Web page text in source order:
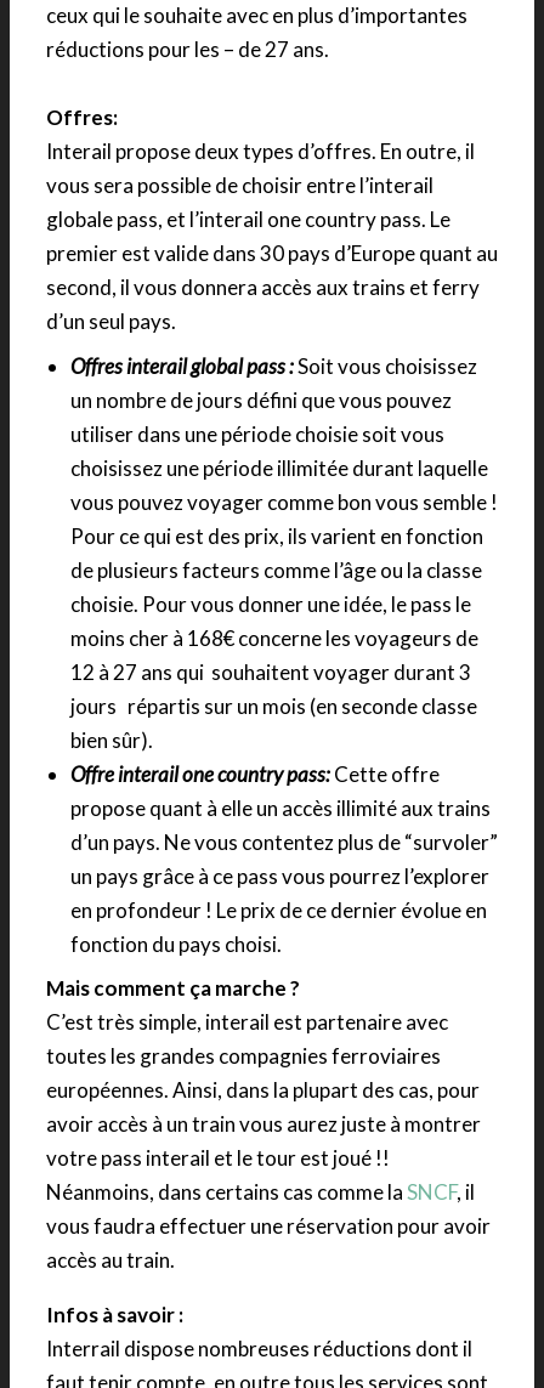
ceux qui le souhaite avec en plus d’importantes
réductions pour les – de 27 ans.
Offres:
Interail propose deux types d’offres. En outre, il
vous sera possible de choisir entre l’interail
globale pass, et l’interail one country pass. Le
premier est valide dans 30 pays d’Europe quant au
second, il vous donnera accès aux trains et ferry
d’un seul pays.
Offres interail global pass :Soit vous choisissez
un nombre de jours défini que vous pouvez
utiliser dans une période choisie soit vous
choisissez une période illimitée durant laquelle
vous pouvez voyager comme bon vous semble !
Pour ce qui est des prix, ils varient en fonction
de plusieurs facteurs comme l’âge ou la classe
choisie. Pour vous donner une idée, le pass le
moins cher à 168€ concerne les voyageurs de
12 à 27 ans qui souhaitent voyager durant 3
jours répartis sur un mois (en seconde classe
bien sûr).
Offre interail one country pass:Cette offre
propose quant à elle un accès illimité aux trains
d’un pays. Ne vous contentez plus de “survoler”
un pays grâce à ce pass vous pourrez l’explorer
en profondeur ! Le prix de ce dernier évolue en
fonction du pays choisi.
Mais comment ça marche ?
C’est très simple, interail est partenaire avec
toutes les grandes compagnies ferroviaires
européennes. Ainsi, dans la plupart des cas, pour
avoir accès à un train vous aurez juste à montrer
votre pass interail et le tour est joué !!
Néanmoins, dans certains cas comme laSNCF, il
vous faudra effectuer une réservation pour avoir
accès au train.
Infos à savoir :
Interrail dispose nombreuses réductions dont il